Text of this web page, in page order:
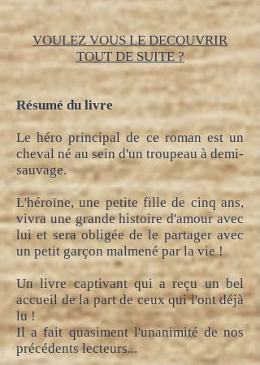
VOULEZ VOUS LE DECOUVRIR
TOUT DE SUITE ?
Résumé du livre
Le héro principal de ce roman est un
cheval né au sein d'un troupeau à demi-
sauvage.
L'héroïne, une petite fille de cinq ans,
vivra une grande histoire d'amour avec
lui et sera obligée de le partager avec
un petit garçon malmené par la vie !
Un livre captivant qui a reçu un bel
accueil de la part de ceux qui l'ont déjà
lu !
Il a fait quasiment l'unanimité de nos
précédents lecteurs...